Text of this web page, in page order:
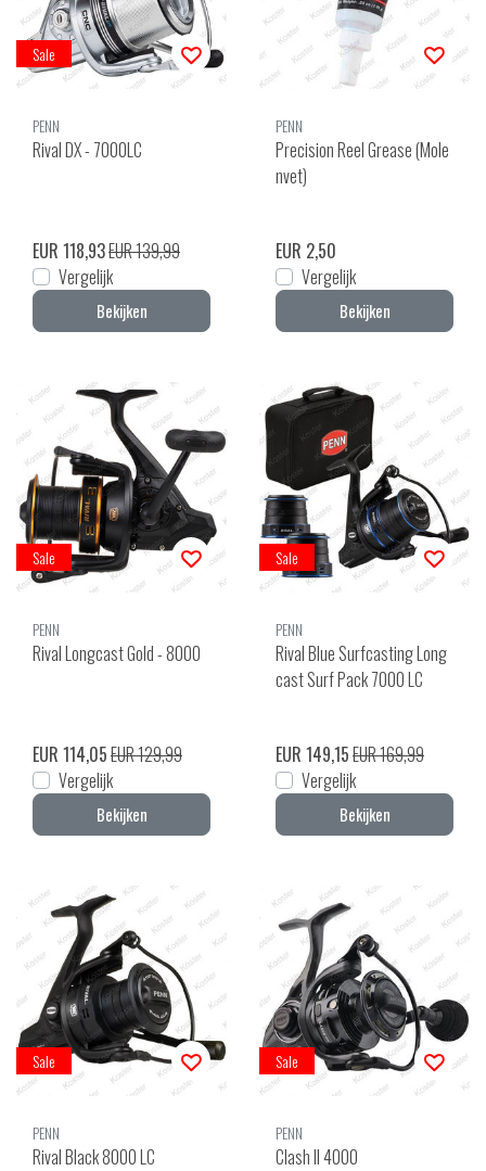
Sale
PENN
Rival DX - 7000LC
EUR 118,93EUR 139,99
Vergelijk
Bekijken
PENN
Precision Reel Grease (Mole
nvet)
EUR 2,50
Vergelijk
Bekijken
Sale
PENN
Rival Longcast Gold - 8000
EUR 114,05EUR 129,99
Vergelijk
Bekijken
Sale
PENN
Rival Blue Surfcasting Long
cast Surf Pack 7000 LC
EUR 149,15EUR 169,99
Vergelijk
Bekijken
Sale
PENN
Rival Black 8000 LC
Sale
PENN
Clash II 4000